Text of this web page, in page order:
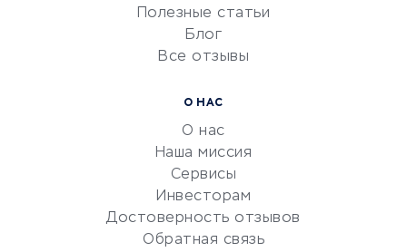
УСЛУГИ ДЛЯ БИЗНЕСА
документооборот
Юридические компании
Полезные статьи
Блог
Все отзывы
О НАС
О нас
Наша миссия
Сервисы
Инвесторам
Достоверность отзывов
Обратная связь